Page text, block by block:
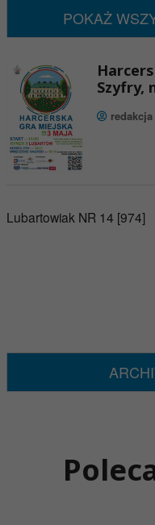
POKAŻ
Szyfry,
redakcja
Lubartowiak NR 14 [974]